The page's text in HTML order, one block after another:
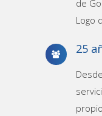
de
Logo
25